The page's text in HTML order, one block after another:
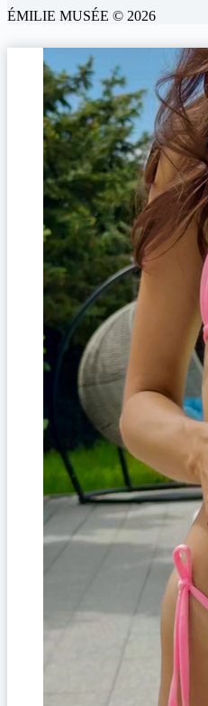
ÉMILIE MUSÉE © 2026